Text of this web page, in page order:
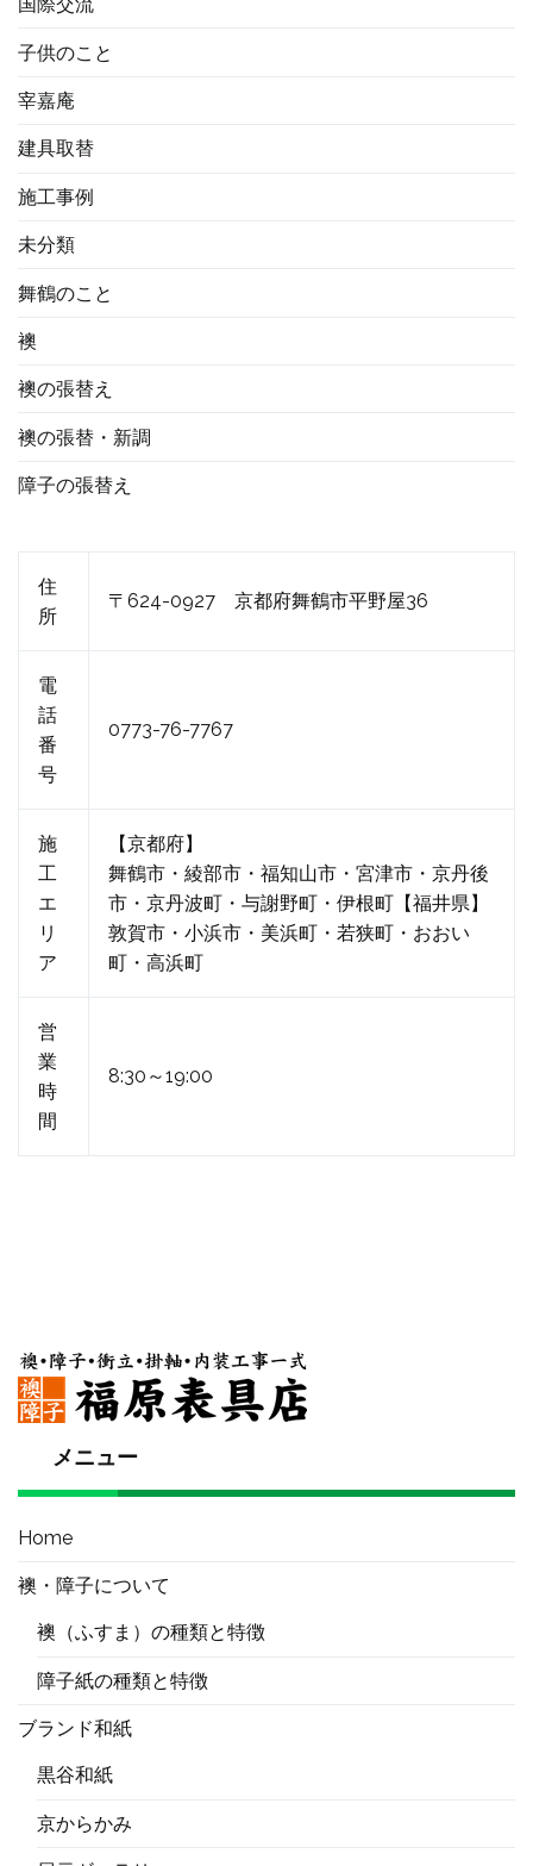
子供のこと
宰嘉庵
建具取替
施工事例
未分類
舞鶴のこと
襖
襖の張替え
襖の張替・新調
障子の張替え
住
所
〒624-0927 京都府舞鶴市平野屋36
電
話
番
号
0773-76-7767
施
工
エ
リ
ア
【京都府】
舞鶴市・綾部市・福知山市・宮津市・京丹後
市・京丹波町・与謝野町・伊根町【福井県】
敦賀市・小浜市・美浜町・若狭町・おおい
町・高浜町
営
業
時
間
8:30～19:00
メニュー
Home
襖・障子について
襖（ふすま）の種類と特徴
障子紙の種類と特徴
ブランド和紙
黒谷和紙
京からかみ